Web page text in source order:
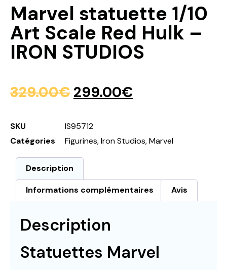
Marvel statuette 1/10
Art Scale Red Hulk –
IRON STUDIOS
329.00€299.00€
SKU
IS95712
Catégories
Figurines,Iron Studios,Marvel
Description
Informations complémentaires Avis
Description
Statuettes Marvel